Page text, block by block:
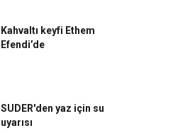
Kahvaltı keyfi Ethem
Efendi’de
SUDER'den yaz için su
uyarısı